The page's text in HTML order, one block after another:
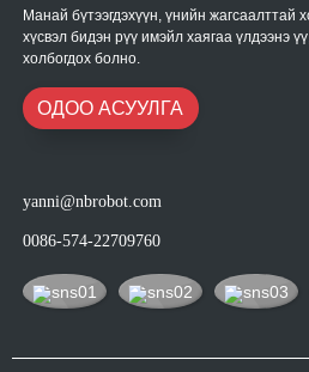
Манай бүтээгдэхүүн, үнийн жагсаалттай
хүсвэл бидэн рүү имэйл хаягаа үлдээнэ
холбогдох болно.
ОДОО АСУУЛГА
yanni@nbrobot.com
0086-574-22709760